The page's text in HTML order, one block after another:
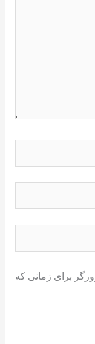
برای زمانی که